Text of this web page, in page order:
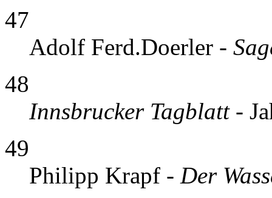
47
Adolf Ferd.Doerler -
48
Innsbrucker Tagblatt-
49
Philipp Krapf - Der